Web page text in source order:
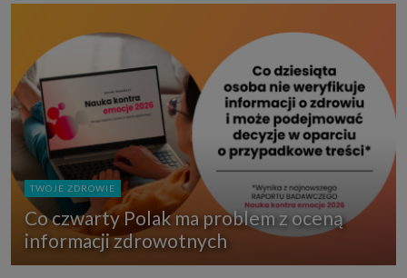
TWOJE ZDROWIE
Co czwarty Polak ma problem z oceną
informacji zdrowotnych